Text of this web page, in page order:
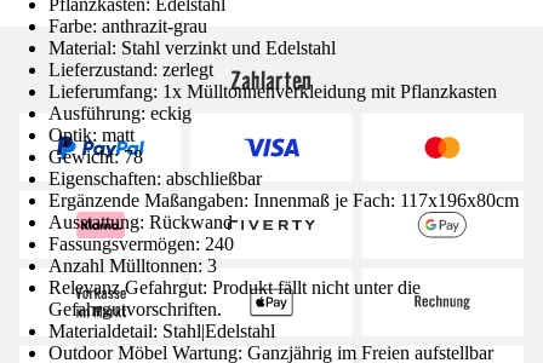
Pflanzkasten: Edelstahl
Farbe: anthrazit-grau
Material: Stahl verzinkt und Edelstahl
Lieferzustand: zerlegt
Lieferumfang: 1x Mülltonnenverkleidung mit Pflanzkasten
Ausführung: eckig
Optik: matt
Gewicht: 78
Eigenschaften: abschließbar
Ergänzende Maßangaben: Innenmaß je Fach: 117x196x80cm
Ausstattung: Rückwand
Fassungsvermögen: 240
Anzahl Mülltonnen: 3
Relevanz Gefahrgut: Produkt fällt nicht unter die
Gefahrgutvorschriften.
Materialdetail: Stahl|Edelstahl
Outdoor Möbel Wartung: Ganzjährig im Freien aufstellbar
Zahlarten